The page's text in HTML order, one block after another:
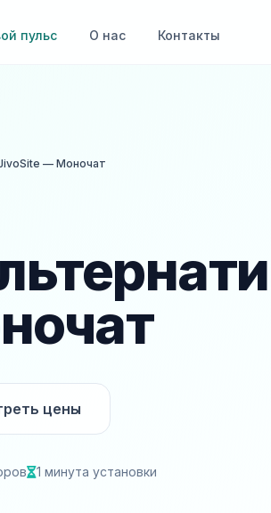
пульс О нас Контакты
— Моночат
цены
1 минута установки